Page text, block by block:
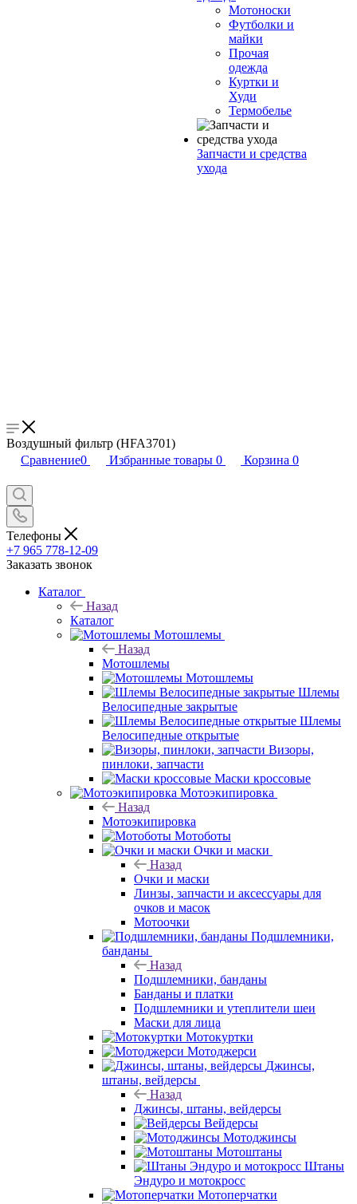
Мотоноски
Футболки и
майки
Прочая
одежда
Куртки и
Худи
Термобелье
Запчасти и средства
ухода
Воздушный фильтр (HFA3701)
Сравнение0 Избранные товары 0 Корзина 0
Телефоны
+7 965 778-12-09
Заказать звонок
Каталог
Назад
Каталог
Мотошлемы
Назад
Мотошлемы
Мотошлемы
Шлемы
Велосипедные закрытые
Шлемы
Велосипедные открытые
Визоры,
пинлоки, запчасти
Маски кроссовые
Мотоэкипировка
Назад
Мотоэкипировка
Мотоботы
Очки и маски
Назад
Очки и маски
Линзы, запчасти и аксессуары для
очков и масок
Мотоочки
Подшлемники,
банданы
Назад
Подшлемники, банданы
Банданы и платки
Подшлемники и утеплители шеи
Маски для лица
Мотокуртки
Мотоджерси
Джинсы,
штаны, вейдерсы
Назад
Джинсы, штаны, вейдерсы
Вейдерсы
Мотоджинсы
Мотоштаны
Штаны
Эндуро и мотокросс
Мотоперчатки